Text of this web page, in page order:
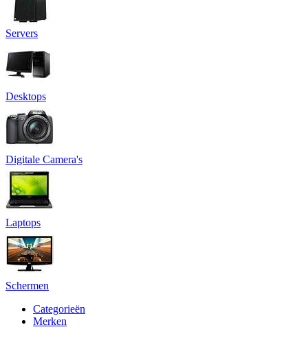
Servers
Desktops
Digitale Camera's
Laptops
Schermen
Categorieën
Merken